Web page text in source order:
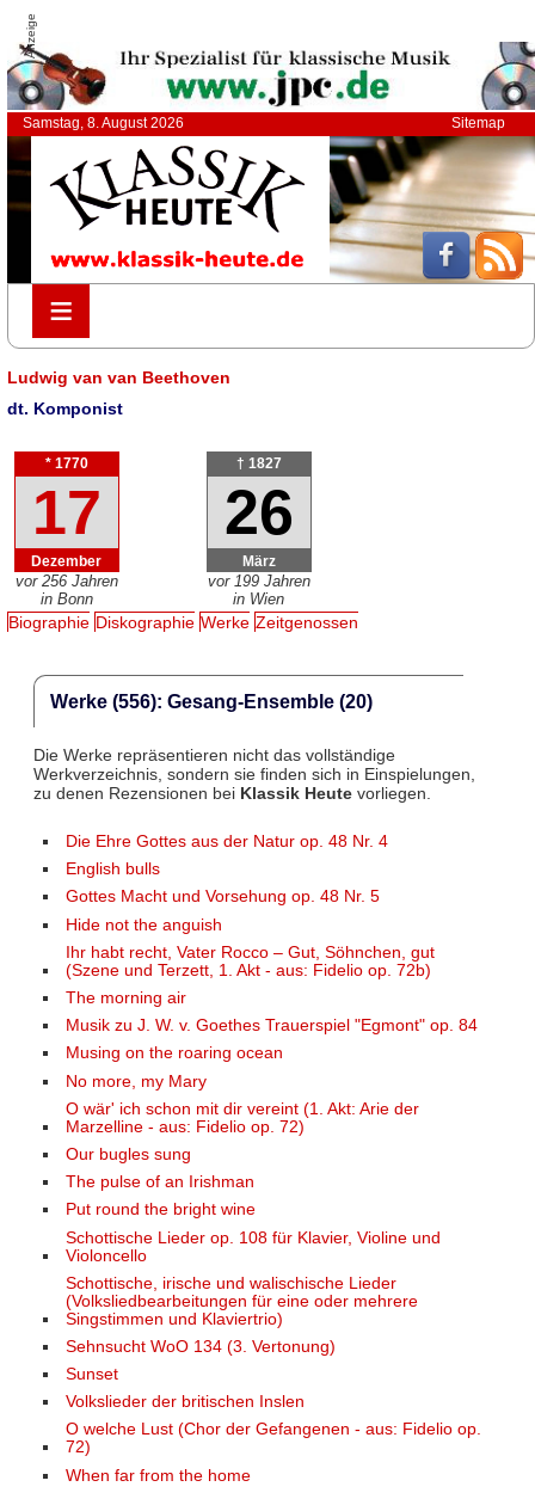
Anzeige
Samstag, 8. August 2026 Sitemap
≡
≡
Ludwig van van Beethoven
dt. Komponist
* 1770
17
Dezember
vor 256 Jahren
in Bonn
† 1827
26
März
vor 199 Jahren
in Wien
Biographie Diskographie Werke Zeitgenossen
Werke (556): Gesang-Ensemble (20)
Die Werke repräsentieren nicht das vollständige
Werkverzeichnis, sondern sie finden sich in Einspielungen,
zu denen Rezensionen bei Klassik Heutevorliegen.
Die Ehre Gottes aus der Natur op. 48 Nr. 4
English bulls
Gottes Macht und Vorsehung op. 48 Nr. 5
Hide not the anguish
Ihr habt recht, Vater Rocco – Gut, Söhnchen, gut
(Szene und Terzett, 1. Akt - aus: Fidelio op. 72b)
The morning air
Musik zu J. W. v. Goethes Trauerspiel "Egmont" op. 84
Musing on the roaring ocean
No more, my Mary
O wär' ich schon mit dir vereint (1. Akt: Arie der
Marzelline - aus: Fidelio op. 72)
Our bugles sung
The pulse of an Irishman
Put round the bright wine
Schottische Lieder op. 108 für Klavier, Violine und
Violoncello
Schottische, irische und walischische Lieder
(Volksliedbearbeitungen für eine oder mehrere
Singstimmen und Klaviertrio)
Sehnsucht WoO 134 (3. Vertonung)
Sunset
Volkslieder der britischen Inslen
O welche Lust (Chor der Gefangenen - aus: Fidelio op.
72)
When far from the home